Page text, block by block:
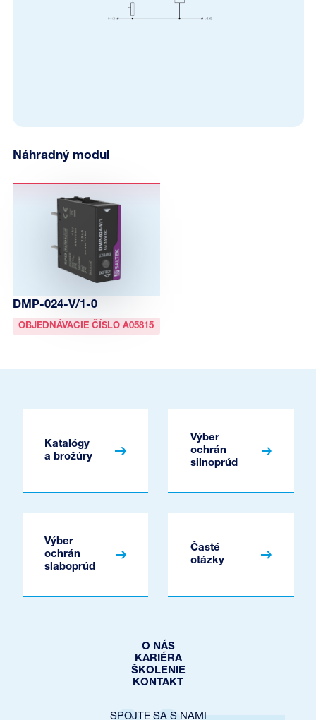
Náhradný modul
DMP-024-V/1-0
OBJEDNÁVACIE ČÍSLO A05815
Katalógy
a brožúry
Výber
ochrán
silnoprúd
Výber
ochrán
slaboprúd
Časté
otázky
O NÁS
KARIÉRA
ŠKOLENIE
KONTAKT
SPOJTE SA S NAMI